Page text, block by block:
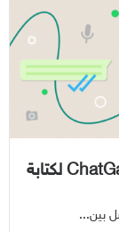
نماذج رسائل للعملاء واتساب – دليل ChatGate لكتابة